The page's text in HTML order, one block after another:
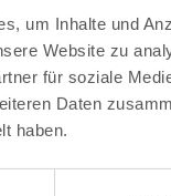
um Inhalte und
Website zu
für soziale
Daten
haben.